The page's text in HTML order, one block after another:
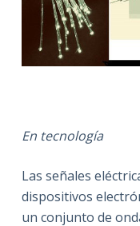
En tecnología
Las señales
dispositivos
un conjunto de